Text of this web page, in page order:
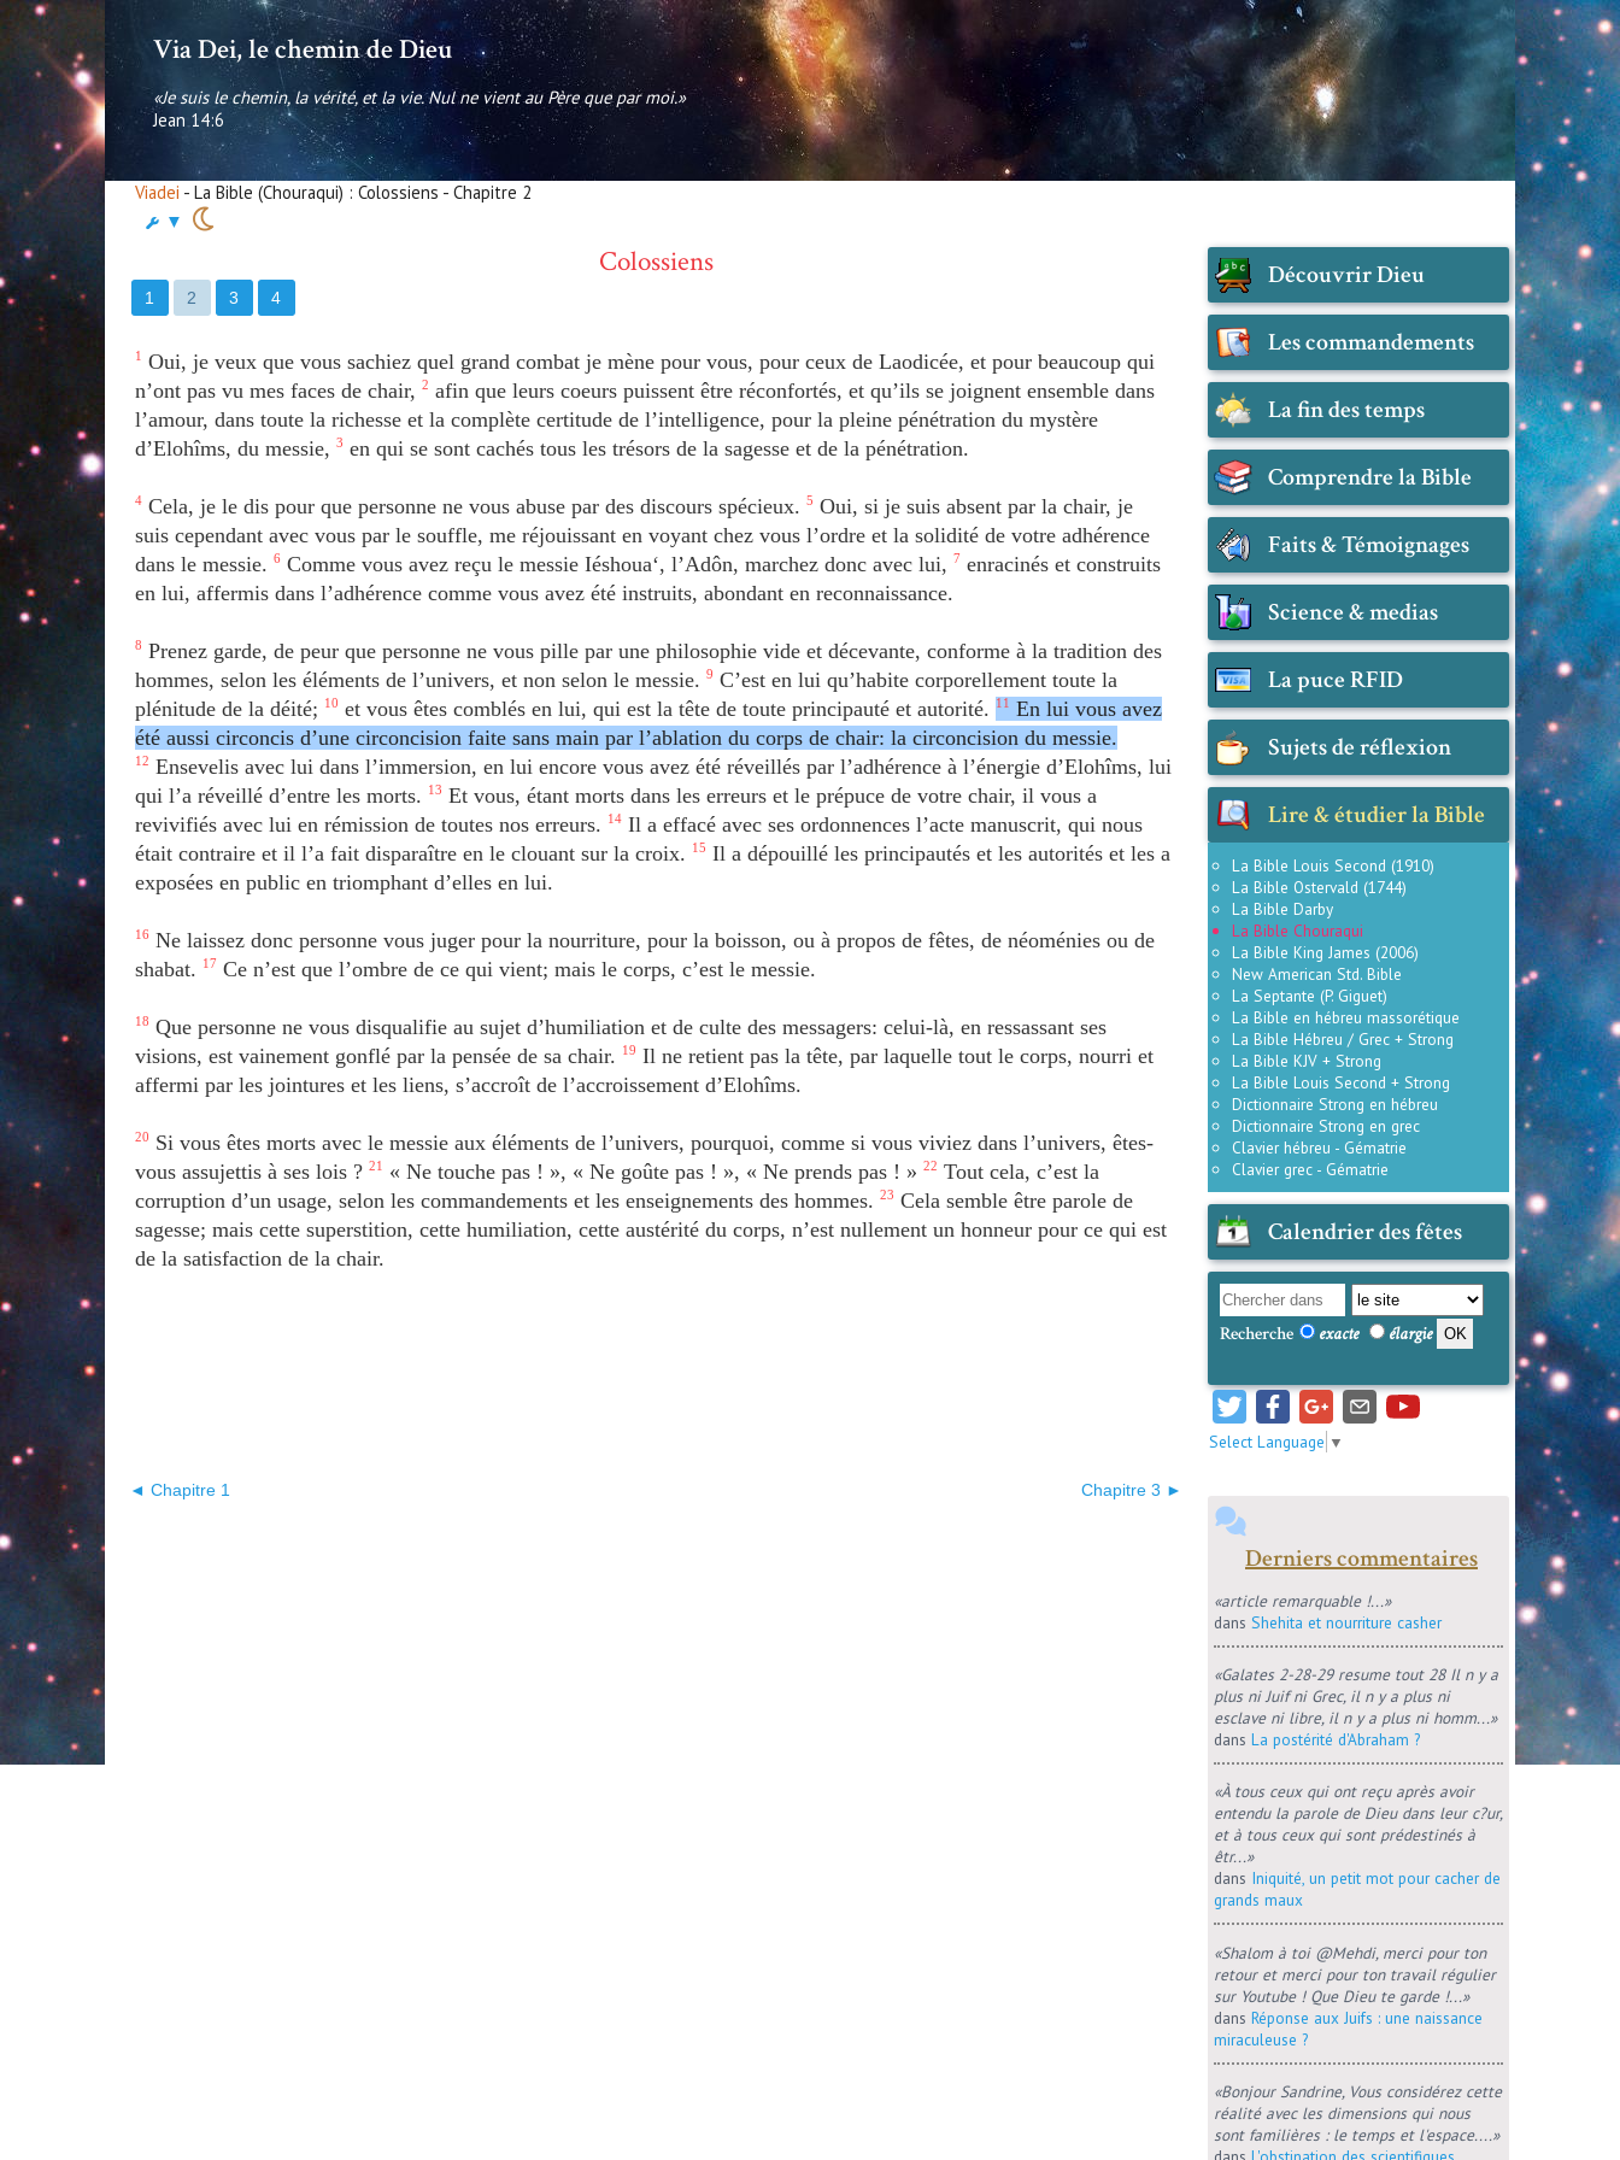
Via Dei, le chemin de Dieu
«Je suis le chemin, la vérité, et la vie. Nul ne vient au Père que par moi.»
Jean 14:6
Viadei - La Bible (Chouraqui) : Colossiens - Chapitre 2
▼
Colossiens
1 2 3 4
1
Oui, je veux que vous sachiez quel grand combat je mène pour vous, pour ceux de Laodicée, et pour beaucoup qui
n’ont pas vu mes faces de chair, 2 afin que leurs coeurs puissent être réconfortés, et qu’ils se joignent ensemble dans
l’amour, dans toute la richesse et la complète certitude de l’intelligence, pour la pleine pénétration du mystère
d’Elohîms, du messie, 3 en qui se sont cachés tous les trésors de la sagesse et de la pénétration.
4 Cela, je le dis pour que personne ne vous abuse par des discours spécieux. 5 Oui, si je suis absent par la chair, je
suis cependant avec vous par le souffle, me réjouissant en voyant chez vous l’ordre et la solidité de votre adhérence
dans le messie. 6 Comme vous avez reçu le messie Iéshoua‘, l’Adôn, marchez donc avec lui, 7 enracinés et construits
en lui, affermis dans l’adhérence comme vous avez été instruits, abondant en reconnaissance.
8 Prenez garde, de peur que personne ne vous pille par une philosophie vide et décevante, conforme à la tradition des
hommes, selon les éléments de l’univers, et non selon le messie. 9 C’est en lui qu’habite corporellement toute la
plénitude de la déité;
10 et vous êtes comblés en lui, qui est la tête de toute principauté et autorité. 11
En lui vous avez
été aussi circoncis d’une circoncision faite sans main par l’ablation du corps de chair: la circoncision du messie.
12 Ensevelis avec lui dans l’immersion, en lui encore vous avez été réveillés par l’adhérence à l’énergie d’Elohîms, lui
qui l’a réveillé d’entre les morts.
13 Et vous, étant morts dans les erreurs et le prépuce de votre chair, il vous a
revivifiés avec lui en rémission de toutes nos erreurs.
14 Il a effacé avec ses ordonnences l’acte manuscrit, qui nous
était contraire et il l’a fait disparaître en le clouant sur la croix.
15 Il a dépouillé les principautés et les autorités et les a
exposées en public en triomphant d’elles en lui.
16 Ne laissez donc personne vous juger pour la nourriture, pour la boisson, ou à propos de fêtes, de néoménies ou de
shabat.
17 Ce n’est que l’ombre de ce qui vient; mais le corps, c’est le messie.
18 Que personne ne vous disqualifie au sujet d’humiliation et de culte des messagers: celui-là, en ressassant ses
visions, est vainement gonflé par la pensée de sa chair.
19 Il ne retient pas la tête, par laquelle tout le corps, nourri et
affermi par les jointures et les liens, s’accroît de l’accroissement d’Elohîms.
20
Si vous êtes morts avec le messie aux éléments de l’univers, pourquoi, comme si vous viviez dans l’univers, êtes-
vous assujettis à ses lois ? 21 « Ne touche pas ! », « Ne goûte pas ! », « Ne prends pas ! » 22 Tout cela, c’est la
corruption d’un usage, selon les commandements et les enseignements des hommes. 23 Cela semble être parole de
sagesse; mais cette superstition, cette humiliation, cette austérité du corps, n’est nullement un honneur pour ce qui est
de la satisfaction de la chair.
◄ Chapitre 1 Chapitre 3 ►
Découvrir Dieu
Les commandements
La fin des temps
Comprendre la Bible
Faits & Témoignages
Science & medias
La puce RFID
Sujets de réflexion
Lire & étudier la Bible
La Bible Louis Second (1910)
La Bible Ostervald (1744)
La Bible Darby
La Bible Chouraqui
La Bible King James (2006)
New American Std. Bible
La Septante (P. Giguet)
La Bible en hébreu massorétique
La Bible Hébreu / Grec + Strong
La Bible KJV + Strong
La Bible Louis Second + Strong
Dictionnaire Strong en hébreu
Dictionnaire Strong en grec
Clavier hébreu - Gématrie
Clavier grec - Gématrie
Calendrier des fêtes
Recherche exacte élargie
Select Language ▼
Derniers commentaires
«article remarquable !...»
dans Shehita et nourriture casher
«Galates 2-28-29 resume tout 28 Il n y a
plus ni Juif ni Grec, il n y a plus ni
esclave ni libre, il n y a plus ni homm...»
dans La postérité d'Abraham ?
«À tous ceux qui ont reçu après avoir
entendu la parole de Dieu dans leur c?ur,
et à tous ceux qui sont prédestinés à
êtr...»
dans Iniquité, un petit mot pour cacher de
grands maux
«Shalom à toi @Mehdi, merci pour ton
retour et merci pour ton travail régulier
sur Youtube ! Que Dieu te garde !...»
dans Réponse aux Juifs : une naissance
miraculeuse ?
«Bonjour Sandrine, Vous considérez cette
réalité avec les dimensions qui nous
sont familières : le temps et l'espace....»